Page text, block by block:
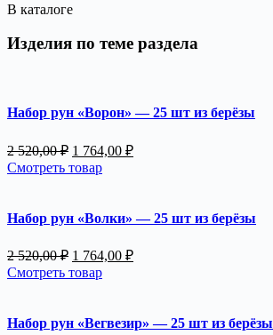
В каталоге
Изделия по теме раздела
Набор рун «Ворон» — 25 шт из берёзы
2 520,00₽ Первоначальная
цена
составляла
520,00 ₽.
1 764,00 ₽Текущая
Смотреть товар
Набор рун «Волки» — 25 шт из берёзы
2 520,00₽ Первоначальная
цена
составляла
520,00 ₽.
1 764,00 ₽Текущая
Смотреть товар
Набор рун «Вегвезир» — 25 шт из берёзы